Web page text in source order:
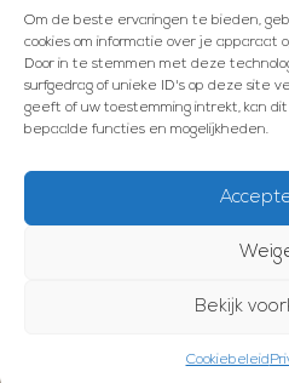
Om de beste ervaringen te bieden,
cookies om informatie over je apparaat
Door in te stemmen met deze
surfgedrag of unieke ID's op deze site
geeft of uw toestemming intrekt, kan
bepaalde functies en mogelijkheden.
Bekijk
Cookiebeleid
Klachten en geschillen
Contact
© 2012 - 2026 Les
Deze website is
Meld u aan voor onze